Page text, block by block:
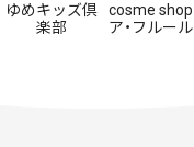
ゆめキッズ倶
楽部
cosme shop
ア・フルール